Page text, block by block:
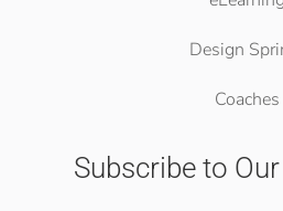
Design
Coaches
Subscribe to